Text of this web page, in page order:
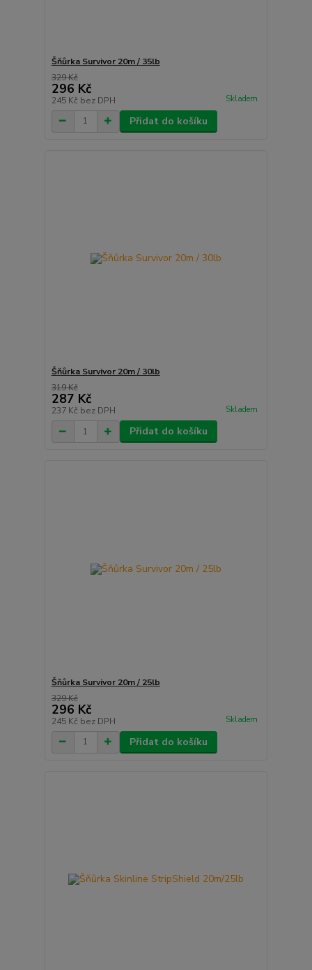
Šňůrka Survivor 20m / 35lb
329 Kč
296 Kč
245 Kč bez DPH Skladem
Přidat do košíku
Šňůrka Survivor 20m / 30lb
319 Kč
287 Kč
237 Kč bez DPH Skladem
Přidat do košíku
Šňůrka Survivor 20m / 25lb
329 Kč
296 Kč
245 Kč bez DPH Skladem
Přidat do košíku